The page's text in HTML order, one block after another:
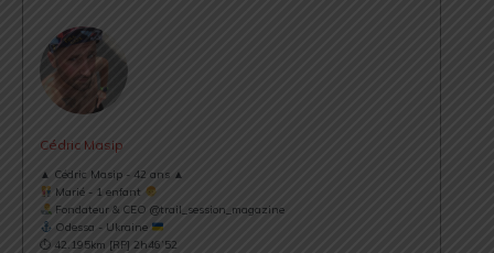
Cédric Masip
▲ Cédric Masip - 42 ans ▲
Marié - 1 enfant
Fondateur & CEO @trail_session_magazine
Odessa - Ukraine
⏱ 42.195km [RP] 2h46’52